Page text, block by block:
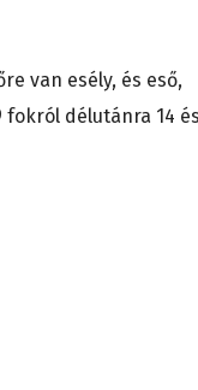
van esély, és eső,
délutánra 14